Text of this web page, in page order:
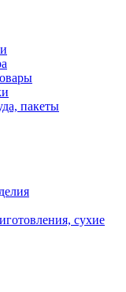
пакеты
сухие